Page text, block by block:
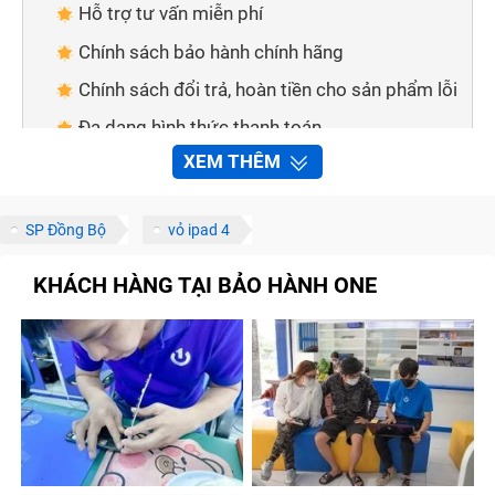
Hỗ trợ tư vấn miễn phí
Chính sách bảo hành chính hãng
Chính sách đổi trả, hoàn tiền cho sản phẩm lỗi
Đa dạng hình thức thanh toán
Giao hàng tận nơi
One
Thông qua số điện thoại
Những lưu ý để sửa chữa Ipad nhanh chóng tại
Trung Tâm Bảo Hành One
Gọi điện để được tư vấn trước khi đến
Đặt trước lịch hẹn
Xem trước bảng báo giá
XEM THÊM
SP Đồng Bộ vỏ ipad 4
KHÁCH HÀNG TẠI BẢO HÀNH ONE